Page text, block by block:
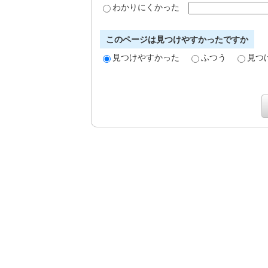
わかりにくかった
このページは見つけやすかったですか
見つけやすかった
ふつう 見つ